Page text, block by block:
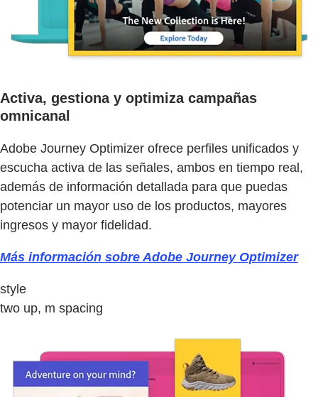
Activa, gestiona y optimiza campañas
omnicanal
Adobe Journey Optimizer ofrece perfiles unificados y
escucha activa de las señales, ambos en tiempo real,
además de información detallada para que puedas
potenciar un mayor uso de los productos, mayores
ingresos y mayor fidelidad.
Más información sobre Adobe Journey Optimizer
style
two up, m spacing